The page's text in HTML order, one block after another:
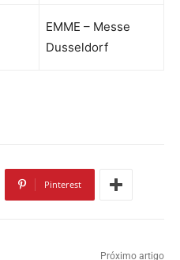
EMME – Messe
Dusseldorf
Pinterest
Próximo artigo